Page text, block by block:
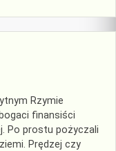
Rzymie
finansiści
Po prostu pożyczali
Prędzej czy